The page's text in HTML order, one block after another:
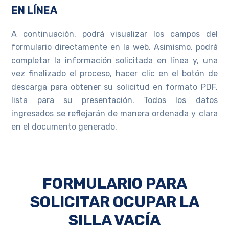
EN LÍNEA
A continuación, podrá visualizar los campos del
formulario directamente en la web. Asimismo, podrá
completar la información solicitada en línea y, una
vez finalizado el proceso, hacer clic en el botón de
descarga para obtener su solicitud en formato PDF,
lista para su presentación. Todos los datos
ingresados se reflejarán de manera ordenada y clara
en el documento generado.
FORMULARIO PARA
SOLICITAR OCUPAR LA
SILLA VACÍA